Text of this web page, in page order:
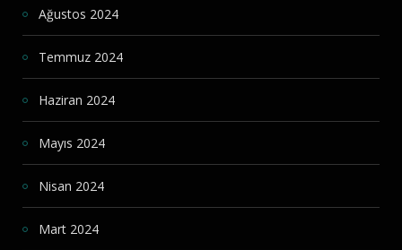
Ağustos 2024
Temmuz 2024
Haziran 2024
Mayıs 2024
Nisan 2024
Mart 2024